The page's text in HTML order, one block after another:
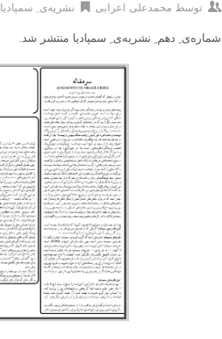
توسط محمدعلی اعرابی نشریه‌ی ِ سمپادیا
شماره‌ی ِ دهم ِ نشریه‌ی ِ سمپادیا منتشر شد.